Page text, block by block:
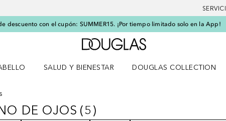
descuento con el cupón: SUMMER15. ¡Por tiempo limitado solo en la App!
A Douglas Home
SALUD Y BIENESTAR
DOUGLAS COLLECTION
DE OJOS5RESULTADOS
DE OJOS (5 )